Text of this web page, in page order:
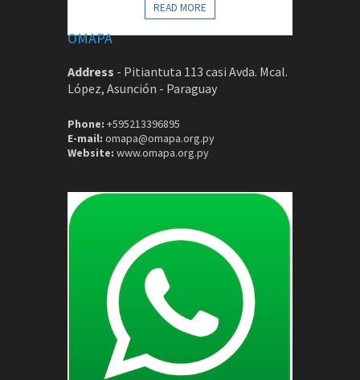
READ MORE
OMAPA
Address - Pitiantuta 113 casi Avda. Mcal.
López, Asunción - Paraguay
Phone: +595213396895
E-mail: omapa@omapa.org.py
Website: www.omapa.org.py